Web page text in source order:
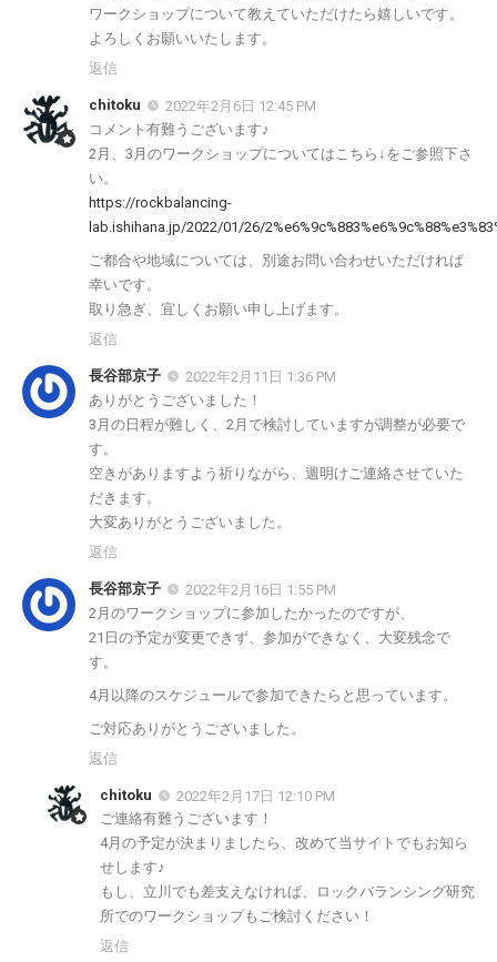
ワークショップについて教えていただけたら嬉しいです。
よろしくお願いいたします。
返信
chitoku
2022年2月6日 12:45 PM
コメント有難うございます♪
2月、3月のワークショップについてはこちら↓をご参照下さ
い。
https://rockbalancing-
lab.ishihana.jp/2022/01/26/
ご都合や地域については、別途お問い合わせいただければ
幸いです。
取り急ぎ、宜しくお願い申し上げます。
返信
長谷部京子
2022年2月11日 1:36 PM
ありがとうございました！
3月の日程が難しく、2月で検討していますが調整が必要で
す。
空きがありますよう祈りながら、週明けご連絡させていた
だきます。
大変ありがとうございました。
返信
長谷部京子
2022年2月16日 1:55 PM
2月のワークショップに参加したかったのですが、
21日の予定が変更できず、参加ができなく、大変残念で
す。
4月以降のスケジュールで参加できたらと思っています。
ご対応ありがとうございました。
返信
chitoku
2022年2月17日 12:10 PM
ご連絡有難うございます！
4月の予定が決まりましたら、改めて当サイトでもお知ら
せします♪
もし、立川でも差支えなければ、ロックバランシング研究
所でのワークショップもご検討ください！
返信